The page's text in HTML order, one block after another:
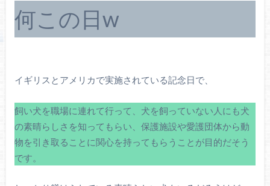
何この日w
イギリスとアメリカで実施されている記念日で、
飼い犬を職場に連れて行って、犬を飼っていない人にも犬
の素晴らしさを知ってもらい、保護施設や愛護団体から動
物を引き取ることに関心を持ってもらうことが目的だそう
です。